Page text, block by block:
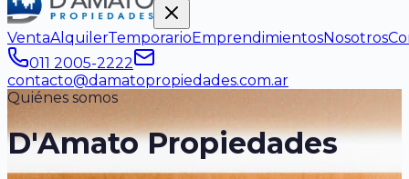
VentaAlquilerTemporarioEmprendimientosNosotros
011 2005-2222
contacto@damatopropiedades.com.ar
Quiénes somos
D'Amato Propiedades